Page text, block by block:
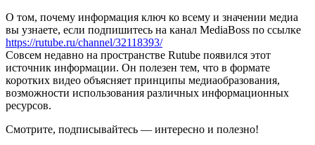
О том, почему информация ключ ко всему и значении медиа
вы узнаете, если подпишитесь на канал MediaBoss по ссылке
https://rutube.ru/channel/32118393/
Совсем недавно на пространстве Rutube появился этот
источник информации. Он полезен тем, что в формате
коротких видео объясняет принципы медиаобразования,
возможности использования различных информационных
ресурсов.
Смотрите, подписывайтесь — интересно и полезно!